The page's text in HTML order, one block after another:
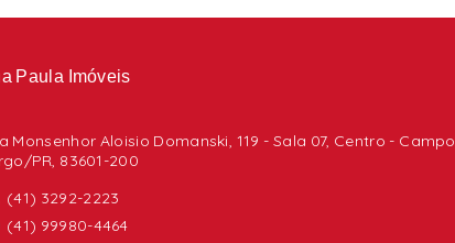
Paula Imóveis
Monsenhor Aloisio Domanski, 119 - Sala 07, Centro - Campo
PR, 83601-200
(41) 3292-2223
(41) 99980-4464